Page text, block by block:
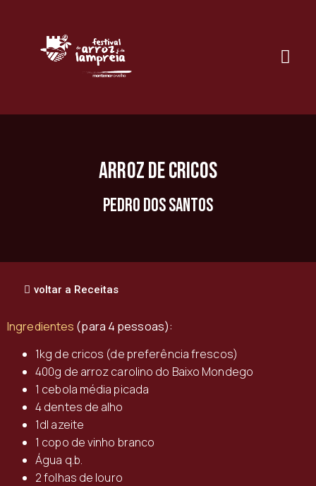
Arroz de Cricos
Pedro dos Santos
voltar a Receitas
Ingredientes (para 4 pessoas):
1kg de cricos (de preferência frescos)
400g de arroz carolino do Baixo Mondego
1 cebola média picada
4 dentes de alho
1dl azeite
1 copo de vinho branco
Água q.b.
2 folhas de louro